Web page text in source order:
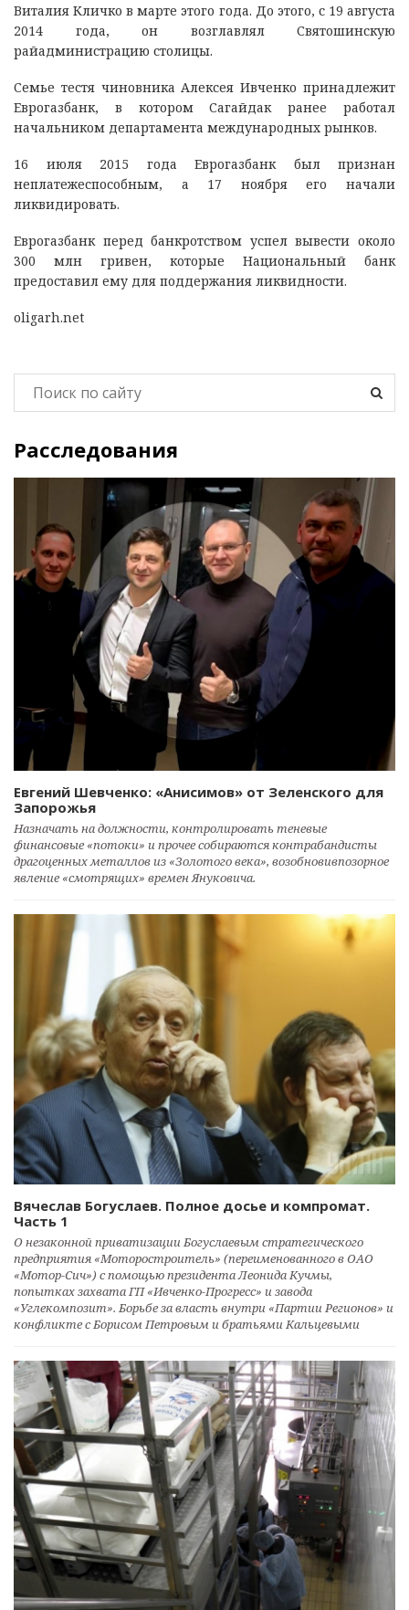
Виталия Кличко в марте этого года. До этого, с 19 августа
2014 года, он возглавлял Святошинскую
райадминистрацию столицы.
Семье тестя чиновника Алексея Ивченко принадлежит
Еврогазбанк, в котором Сагайдак ранее работал
начальником департамента международных рынков.
16 июля 2015 года Еврогазбанк был признан
неплатежеспособным, а 17 ноября его начали
ликвидировать.
Еврогазбанк перед банкротством успел вывести около
300 млн гривен, которые Национальный банк
предоставил ему для поддержания ликвидности.
oligarh.net
Расследования
Евгений Шевченко: «Анисимов» от Зеленского для
Запорожья
Назначать на должности, контролировать теневые
финансовые «потоки» и прочее собираются контрабандисты
драгоценных металлов из «Золотого века», возобновивпозорное
явление «смотрящих» времен Януковича.
Вячеслав Богуслаев. Полное досье и компромат.
Часть 1
О незаконной приватизации Богуслаевым стратегического
предприятия «Моторостроитель» (переименованного в ОАО
«Мотор-Сич») с помощью президента Леонида Кучмы,
попытках захвата ГП «Ивченко-Прогресс» и завода
«Углекомпозит». Борьбе за власть внутри «Партии Регионов» и
конфликте с Борисом Петровым и братьями Кальцевыми